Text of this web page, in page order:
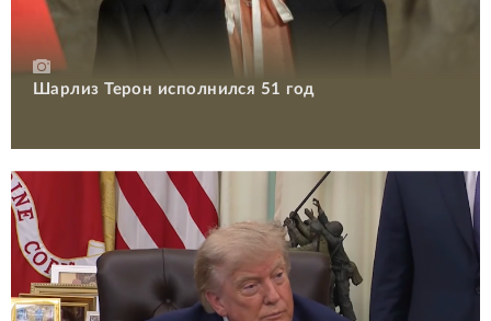
Шарлиз Терон исполнился 51 год